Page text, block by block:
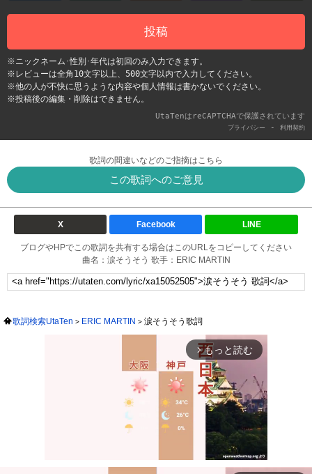
投稿
※ニックネーム･性別･年代は初回のみ入力できます。
※レビューは全角10文字以上、500文字以内で入力してください。
※他の人が不快に思うような内容や個人情報は書かないでください。
※投稿後の編集・削除はできません。
UtaTenはreCAPTCHAで保護されています
プライバシー - 利用契約
歌詞の間違いなどのご指摘はこちら
この歌詞へのご意見
X Facebook LINE
ブログやHPでこの歌詞を共有する場合はこのURLをコピーしてください
曲名：涙そうそう 歌手：ERIC MARTIN
歌詞検索UtaTen ERIC MARTIN 涙そうそう歌詞
arrow_forward_ios もっと読む